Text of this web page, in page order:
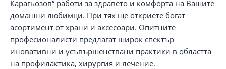
Карагьозов“ работи за здравето и комфорта на Вашите
домашни любимци. При тях ще откриете богат
асортимент от храни и аксесоари. Опитните
професионалисти предлагат широк спектър
иновативни и усъвършенствани практики в областта
на профилактикa, хирургия и лечение.